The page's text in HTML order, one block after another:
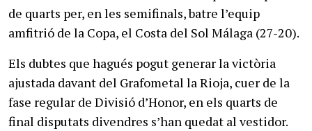
de quarts per, en les semifinals, batre l’equip
amfitrió de la Copa, el Costa del Sol Málaga (27-20).
Els dubtes que hagués pogut generar la victòria
ajustada davant del Grafometal la Rioja, cuer de la
fase regular de Divisió d’Honor, en els quarts de
final disputats divendres s’han quedat al vestidor.